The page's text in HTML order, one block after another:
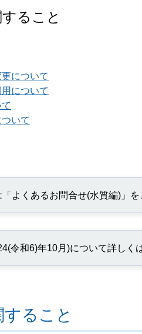
ること
について
について
いて
よくあるお問合せ(水質編)」を
令和6)年10月)について詳しく
ること